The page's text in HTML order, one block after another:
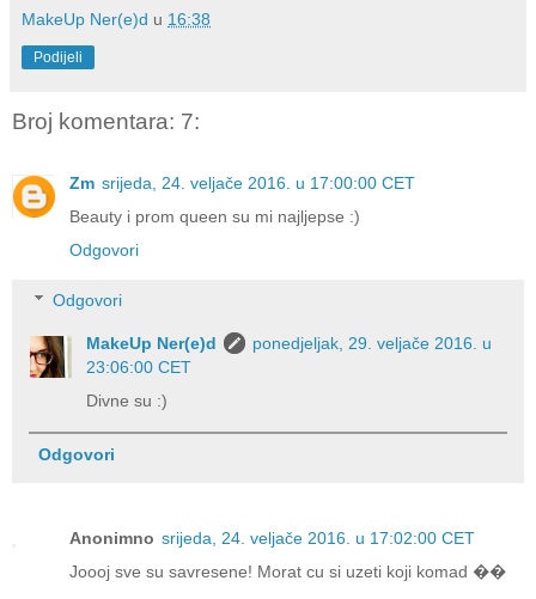
MakeUp Ner(e)d u 16:38
Podijeli
Broj komentara: 7:
Zm srijeda, 24. veljače 2016. u 17:00:00 CET
Beauty i prom queen su mi najljepse :)
Odgovori
Odgovori
MakeUp Ner(e)d
ponedjeljak, 29. veljače 2016. u
23:06:00 CET
Divne su :)
Odgovori
Anonimno srijeda, 24. veljače 2016. u 17:02:00 CET
Joooj sve su savresene! Morat cu si uzeti koji komad ��